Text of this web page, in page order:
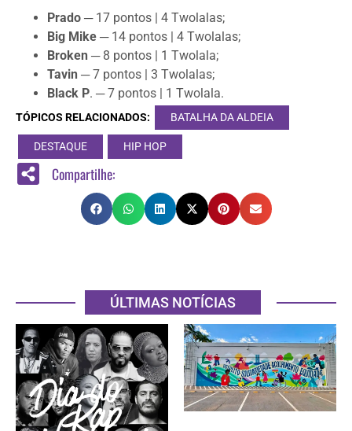
Prado ─ 17 pontos | 4 Twolalas;
Big Mike ─ 14 pontos | 4 Twolalas;
Broken ─ 8 pontos | 1 Twolala;
Tavin ─ 7 pontos | 3 Twolalas;
Black P. ─ 7 pontos | 1 Twolala.
TÓPICOS RELACIONADOS: BATALHA DA ALDEIA
DESTAQUE HIP HOP
Compartilhe:
ÚLTIMAS NOTÍCIAS